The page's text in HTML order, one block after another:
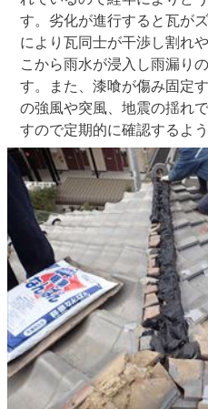
す。劣化が進行すると瓦が
により瓦同士が干渉し割れ
こから雨水が浸入し雨漏り
す。また、漆喰が傷み固定
の強風や突風、地震の揺れ
すので定期的に確認するよ